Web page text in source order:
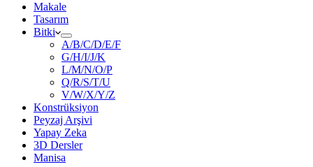
Makale
Tasarım
Bitki
A/B/C/D/E/F
G/H/I/J/K
L/M/N/O/P
Q/R/S/T/U
V/W/X/Y/Z
Konstrüksiyon
Peyzaj Arşivi
Yapay Zeka
3D Dersler
Manisa